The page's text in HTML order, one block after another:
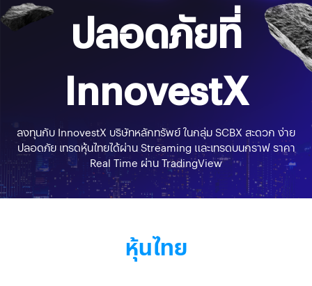
ปลอดภัยที่
InnovestX
ลงทุนกับ InnovestX บริษัทหลักทรัพย์ ในกลุ่ม SCBX สะดวก ง่าย
ปลอดภัย เทรดหุ้นไทยได้ผ่าน Streaming และเทรดบนกราฟ ราคา
Real Time ผ่าน TradingView
หุ้นไทย